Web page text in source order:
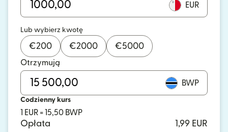
EUR
Lub wybierz kwotę
€200 €2000 €5000
Otrzymują
BWP
Codzienny kurs
1 EUR = 15,50 BWP
Opłata
1,99 EUR